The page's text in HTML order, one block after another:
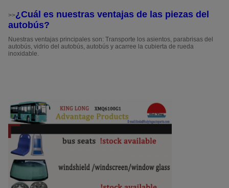
>>¿Cuál es nuestras ventajas de las piezas del
autobús?
Nuestras ventajas principales son: Transporte los asientos, parabrisas del
autobús, vidrio del autobús, autobús y acarree la cubierta de rueda
inoxidable.